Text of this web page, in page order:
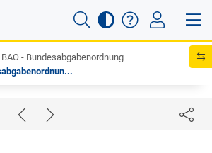
BAO - Bundesabgabenordnung